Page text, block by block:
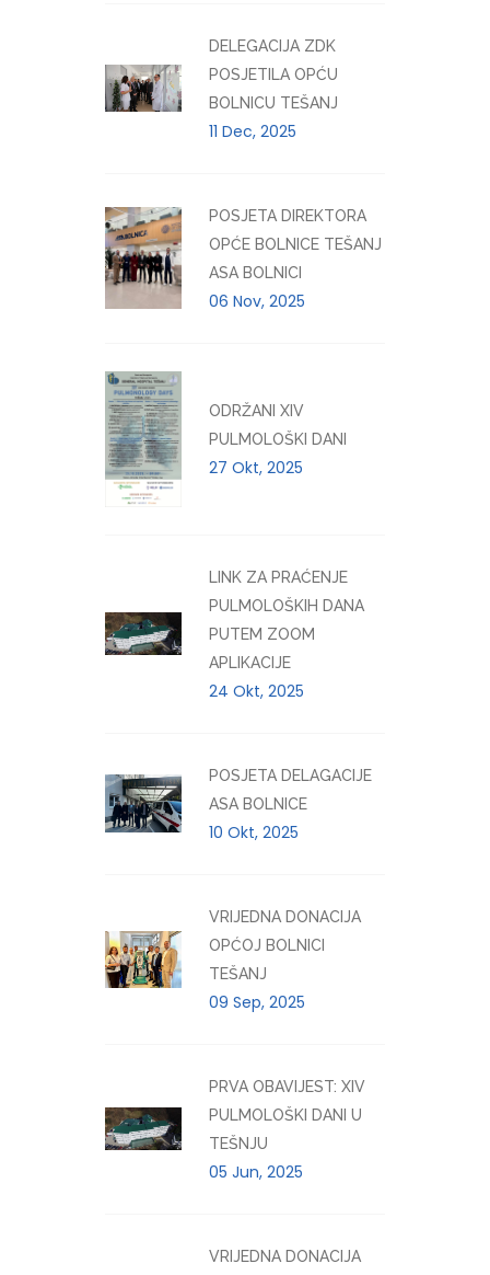
DELEGACIJA ZDK
POSJETILA OPĆU
BOLNICU TEŠANJ
11 Dec, 2025
POSJETA DIREKTORA
OPĆE BOLNICE TEŠANJ
ASA BOLNICI
06 Nov, 2025
ODRŽANI XIV
PULMOLOŠKI DANI
27 Okt, 2025
LINK ZA PRAĆENJE
PULMOLOŠKIH DANA
PUTEM ZOOM
APLIKACIJE
24 Okt, 2025
POSJETA DELAGACIJE
ASA BOLNICE
10 Okt, 2025
VRIJEDNA DONACIJA
OPĆOJ BOLNICI
TEŠANJ
09 Sep, 2025
PRVA OBAVIJEST: XIV
PULMOLOŠKI DANI U
TEŠNJU
05 Jun, 2025
VRIJEDNA DONACIJA